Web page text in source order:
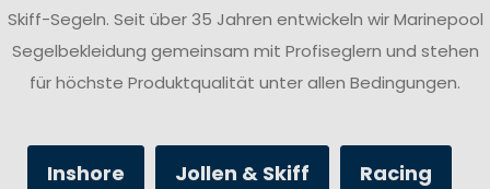
Skiff-Segeln. Seit über 35 Jahren entwickeln wir Marinepool
Segelbekleidung gemeinsam mit Profiseglern und stehen
für höchste Produktqualität unter allen Bedingungen.
Inshore Jollen & Skiff Racing